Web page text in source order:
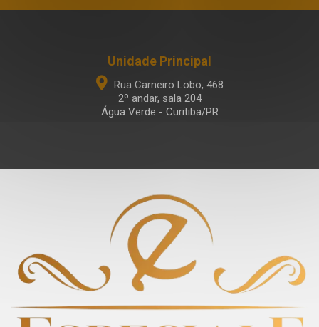
Unidade Principal
Rua Carneiro Lobo, 468
2º andar, sala 204
Água Verde - Curitiba/PR